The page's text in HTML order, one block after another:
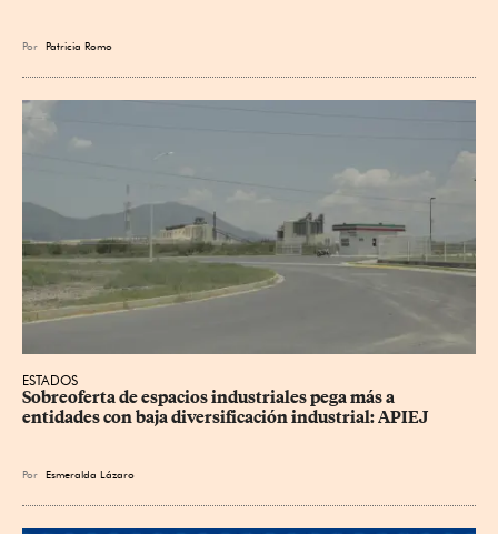
Por Patricia Romo
ESTADOS
Sobreoferta de espacios industriales pega más a
entidades con baja diversificación industrial: APIEJ
Por Esmeralda Lázaro